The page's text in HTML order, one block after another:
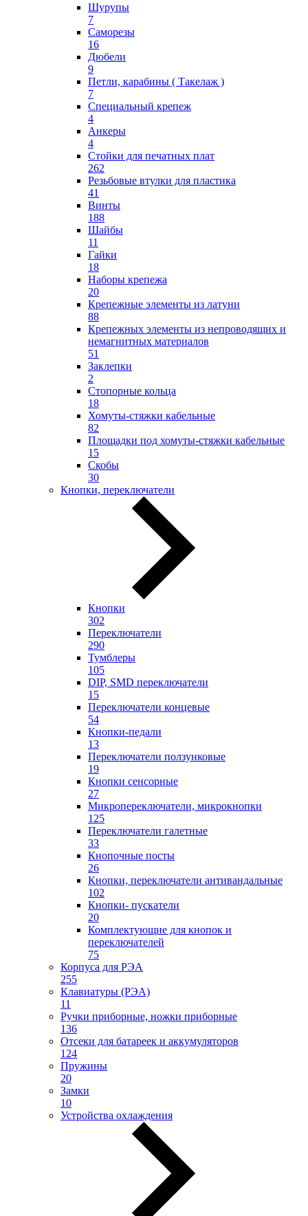
Шурупы
7
Саморезы
16
Дюбели
9
Петли, карабины ( Такелаж )
7
Специальный крепеж
4
Анкеры
4
Стойки для печатных плат
262
Резьбовые втулки для пластика
41
Винты
188
Шайбы
11
Гайки
18
Наборы крепежа
20
Крепежные элементы из латуни
88
Крепежных элементы из непроводящих и
немагнитных материалов
51
Заклепки
2
Стопорные кольца
18
Хомуты-стяжки кабельные
82
Площадки под хомуты-стяжки кабельные
15
Скобы
30
Кнопки, переключатели
Кнопки
302
Переключатели
290
Тумблеры
105
DIP, SMD переключатели
15
Переключатели концевые
54
Кнопки-педали
13
Переключатели ползунковые
19
Кнопки сенсорные
27
Микропереключатели, микрокнопки
125
Переключатели галетные
33
Кнопочные посты
26
Кнопки, переключатели антивандальные
102
Кнопки- пускатели
20
Комплектующие для кнопок и
переключателей
75
Корпуса для РЭА
255
Клавиатуры (РЭА)
11
Ручки приборные, ножки приборные
136
Отсеки для батареек и аккумуляторов
124
Пружины
20
Замки
10
Устройства охлаждения